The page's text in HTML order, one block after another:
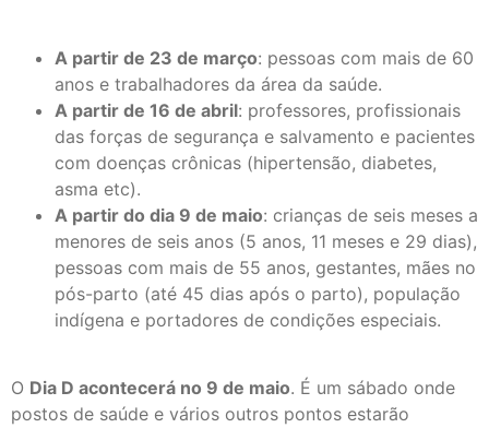
A partir de 23 de março: pessoas com mais de 60
anos e trabalhadores da área da saúde.
A partir de 16 de abril: professores, profissionais
das forças de segurança e salvamento e pacientes
com doenças crônicas (hipertensão, diabetes,
asma etc).
A partir do dia 9 de maio: crianças de seis meses a
menores de seis anos (5 anos, 11 meses e 29 dias),
pessoas com mais de 55 anos, gestantes, mães no
pós-parto (até 45 dias após o parto), população
indígena e portadores de condições especiais.
O Dia D acontecerá no 9 de maio. É um sábado onde
postos de saúde e vários outros pontos estarão